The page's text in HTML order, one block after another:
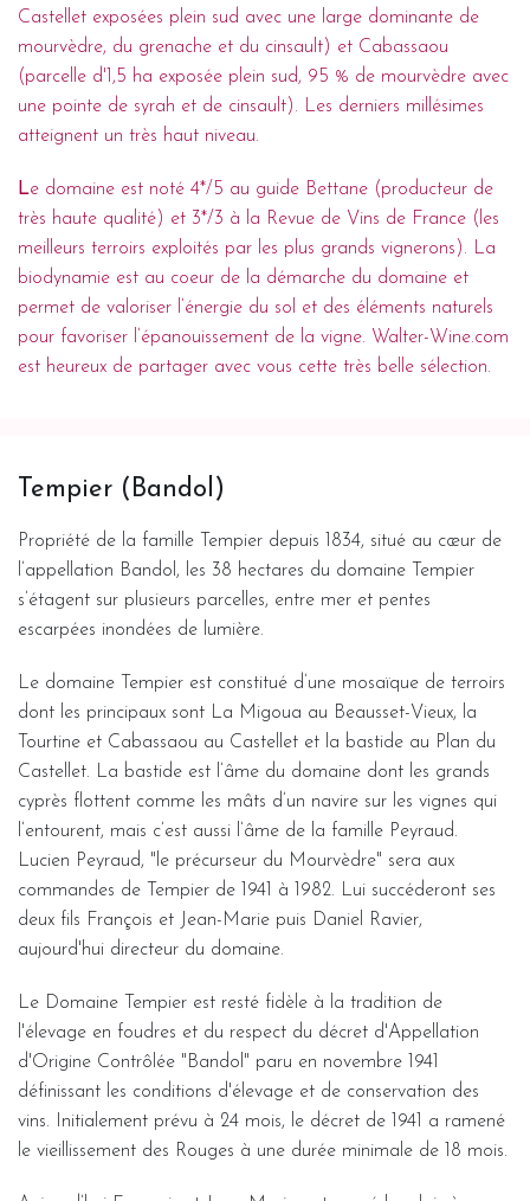
Castellet exposées plein sud avec une large dominante de
mourvèdre, du grenache et du cinsault) et Cabassaou
(parcelle d'1,5 ha exposée plein sud, 95 % de mourvèdre avec
une pointe de syrah et de cinsault). Les derniers millésimes
atteignent un très haut niveau.
Le domaine est noté 4*/5 au guide Bettane (producteur de
très haute qualité) et 3*/3 à la Revue de Vins de France (les
meilleurs terroirs exploités par les plus grands vignerons). La
biodynamie est au coeur de la démarche du domaine et
permet de valoriser l’énergie du sol et des éléments naturels
pour favoriser l’épanouissement de la vigne. Walter-Wine.com
est heureux de partager avec vous cette très belle sélection.
Tempier (Bandol)
Propriété de la famille Tempier depuis 1834, situé au cœur de
l’appellation Bandol, les 38 hectares du domaine Tempier
s’étagent sur plusieurs parcelles, entre mer et pentes
escarpées inondées de lumière.
Le domaine Tempier est constitué d’une mosaïque de terroirs
dont les principaux sont La Migoua au Beausset-Vieux, la
Tourtine et Cabassaou au Castellet et la bastide au Plan du
Castellet. La bastide est l’âme du domaine dont les grands
cyprès flottent comme les mâts d’un navire sur les vignes qui
l’entourent, mais c’est aussi l’âme de la famille Peyraud.
Lucien Peyraud, "le précurseur du Mourvèdre" sera aux
commandes de Tempier de 1941 à 1982. Lui succéderont ses
deux fils François et Jean-Marie puis Daniel Ravier,
aujourd'hui directeur du domaine.
Le Domaine Tempier est resté fidèle à la tradition de
l'élevage en foudres et du respect du décret d'Appellation
d'Origine Contrôlée "Bandol" paru en novembre 1941
définissant les conditions d'élevage et de conservation des
vins. Initialement prévu à 24 mois, le décret de 1941 a ramené
le vieillissement des Rouges à une durée minimale de 18 mois.